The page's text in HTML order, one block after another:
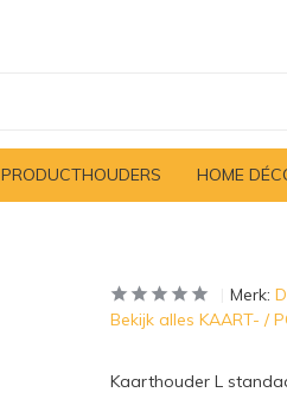
PRODUCTHOUDERS HOME
Merk:
Bekijk alles KAART- /
Kaarthouder L